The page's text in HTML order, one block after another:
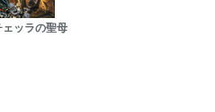
ェッラの聖母